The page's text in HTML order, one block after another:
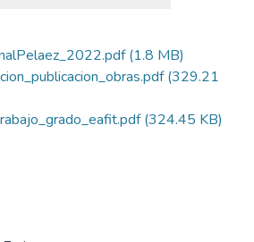
(1.8 MB)
(329.21
(324.45 KB)